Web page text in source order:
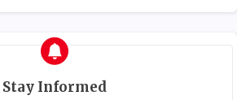
Stay Informed